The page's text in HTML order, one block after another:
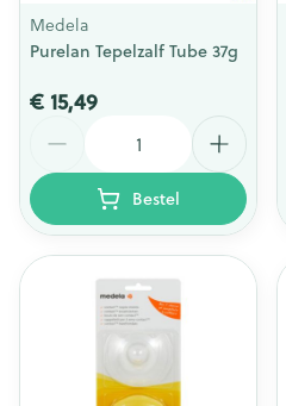
Medela
Purelan Tepelzalf Tube 37g
€ 15,49
Bestel